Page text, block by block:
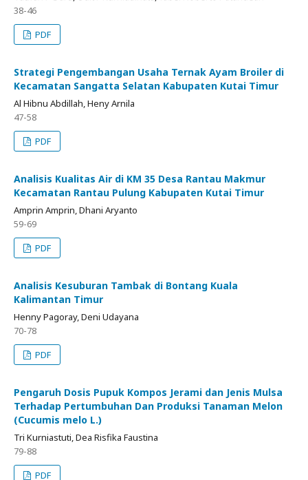
38-46
PDF
Strategi Pengembangan Usaha Ternak Ayam Broiler di
Kecamatan Sangatta Selatan Kabupaten Kutai Timur
Al Hibnu Abdillah, Heny Arnila
47-58
PDF
Analisis Kualitas Air di KM 35 Desa Rantau Makmur
Kecamatan Rantau Pulung Kabupaten Kutai Timur
Amprin Amprin, Dhani Aryanto
59-69
PDF
Analisis Kesuburan Tambak di Bontang Kuala
Kalimantan Timur
Henny Pagoray, Deni Udayana
70-78
PDF
Pengaruh Dosis Pupuk Kompos Jerami dan Jenis Mulsa
Terhadap Pertumbuhan Dan Produksi Tanaman Melon
(Cucumis melo L.)
Tri Kurniastuti, Dea Risfika Faustina
79-88
PDF